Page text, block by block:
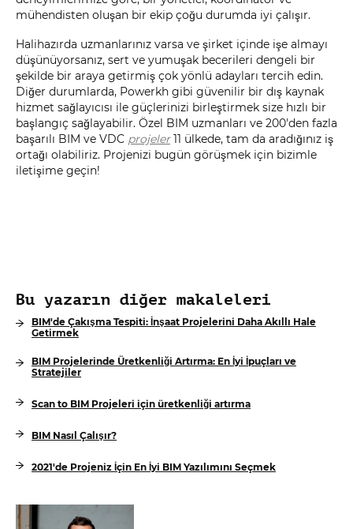
mühendisten oluşan bir ekip çoğu durumda iyi çalışır.
Halihazırda uzmanlarınız varsa ve şirket içinde işe almayı
düşünüyorsanız, sert ve yumuşak becerileri dengeli bir
şekilde bir araya getirmiş çok yönlü adayları tercih edin.
Diğer durumlarda, Powerkh gibi güvenilir bir dış kaynak
hizmet sağlayıcısı ile güçlerinizi birleştirmek size hızlı bir
başlangıç sağlayabilir. Özel BIM uzmanları ve 200'den fazla
başarılı BIM ve VDC projeler11 ülkede, tam da aradığınız iş
ortağı olabiliriz. Projenizi bugün görüşmek için bizimle
iletişime geçin!
Bu yazarın diğer makaleleri
BIM'de Çakışma Tespiti: İnşaat Projelerini Daha Akıllı Hale
Getirmek
BIM Projelerinde Üretkenliği Artırma: En İyi İpuçları ve
Stratejiler
Scan to BIM Projeleri için üretkenliği artırma
BIM Nasıl Çalışır?
2021'de Projeniz İçin En İyi BIM Yazılımını Seçmek